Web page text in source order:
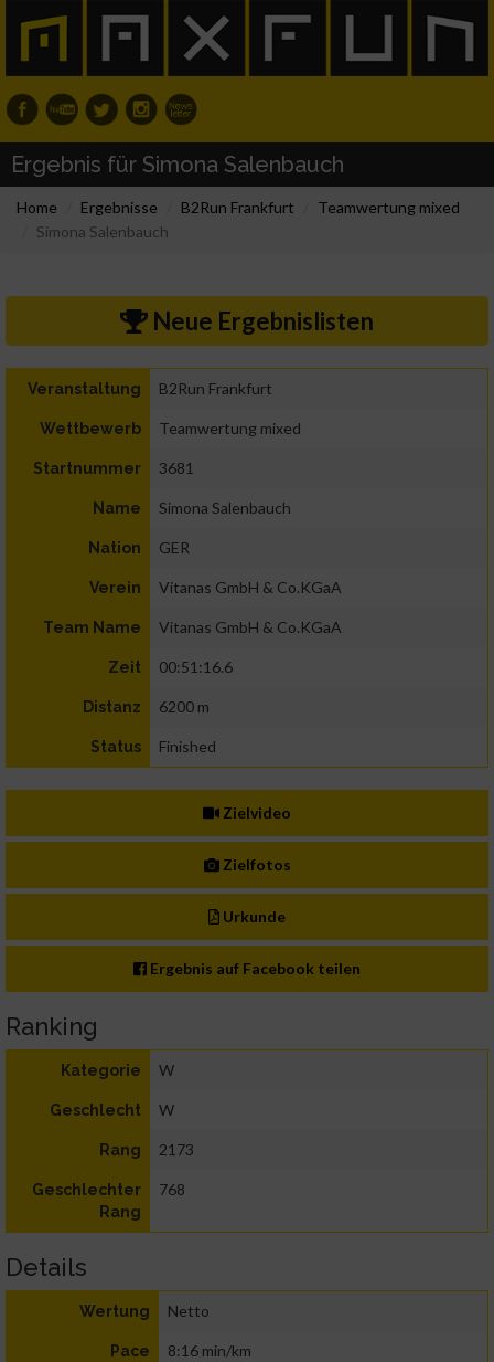
Ergebnis für Simona Salenbauch
Home Ergebnisse B2Run Frankfurt
Teamwertung mixed
Simona Salenbauch
Neue Ergebnislisten
Veranstaltung B2Run Frankfurt
Wettbewerb Teamwertung mixed
Startnummer 3681
Name Simona Salenbauch
Nation GER
Verein Vitanas GmbH & Co.KGaA
Team Name Vitanas GmbH & Co.KGaA
Zeit 00:51:16.6
Distanz 6200 m
Status Finished
Zielvideo
Zielfotos
Urkunde
Ergebnis auf Facebook teilen
Ranking
Kategorie W
Geschlecht W
Rang 2173
Geschlechter
Rang
768
Details
Wertung Netto
Pace 8:16 min/km